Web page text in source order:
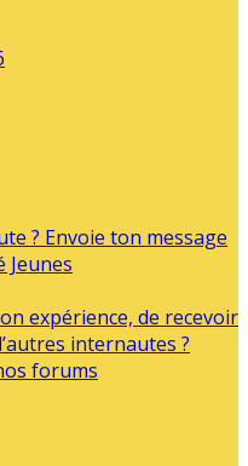
? Envoie ton message
Jeunes
expérience, de recevoir
internautes ?
forums